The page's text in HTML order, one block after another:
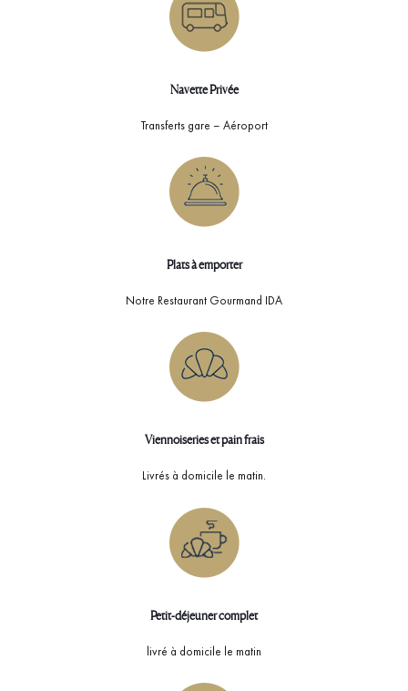
Navette Privée
Transferts gare – Aéroport
Plats à emporter
Notre Restaurant Gourmand IDA
Viennoiseries et pain frais
Livrés à domicile le matin.
Petit-déjeuner complet
livré à domicile le matin